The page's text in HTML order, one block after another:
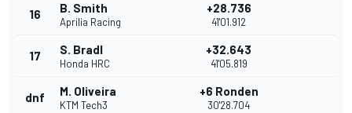
16 B. Smith
Aprilia Racing
+28.736
41'01.912
17 S. Bradl
Honda HRC
+32.643
41'05.819
dnf M. Oliveira
KTM Tech3
+6 Ronden
30'28.704